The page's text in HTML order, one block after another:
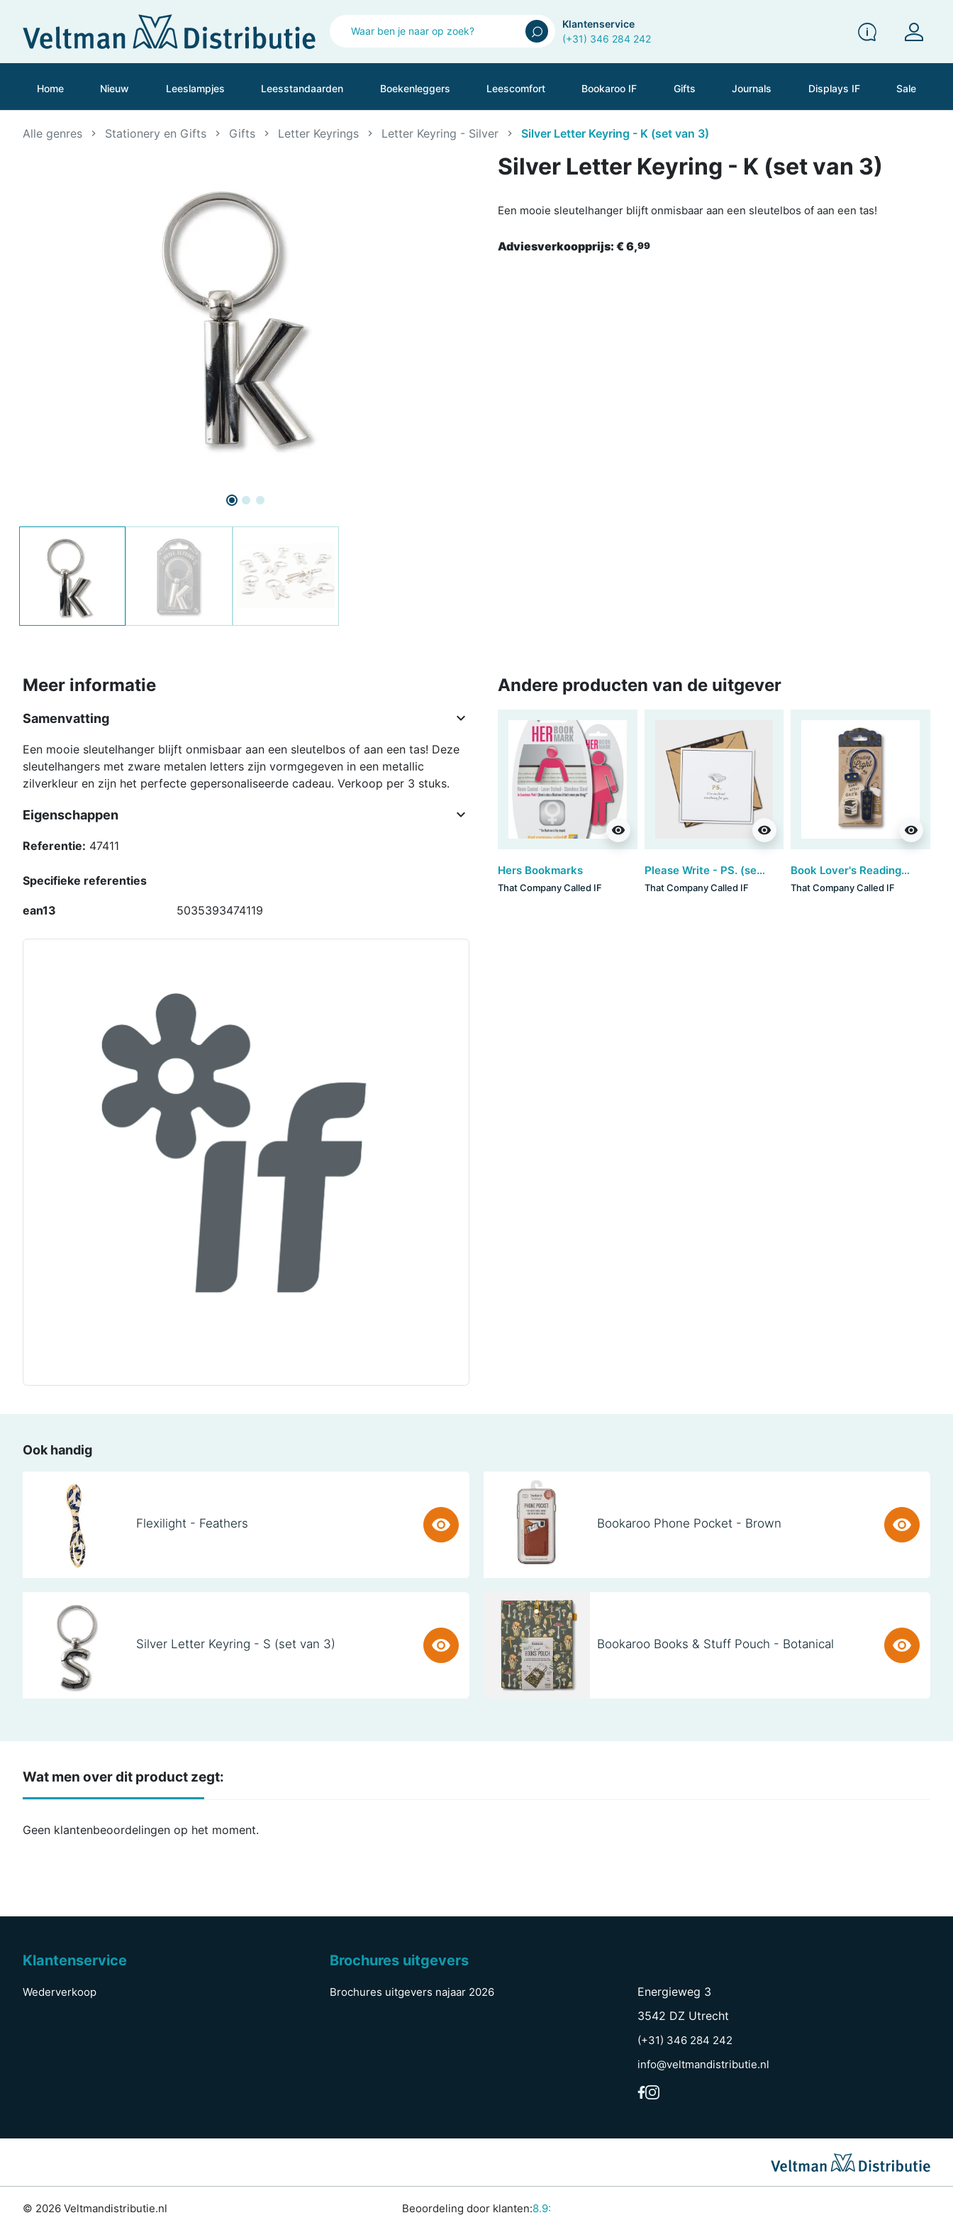
Klantenservice
(+31) 346 284 242
Home Nieuw Leeslampjes Leesstandaarden Boekenleggers Leescomfort Bookaroo IF Gifts Journals Displays IF Sale
Alle genres Stationery en Gifts Gifts Letter Keyrings Letter Keyring - Silver Silver Letter Keyring - K (set van 3)
Silver Letter Keyring - K (set van 3)
Een mooie sleutelhanger blijft onmisbaar aan een sleutelbos of aan een tas!
Adviesverkoopprijs: € 6,99
Meer informatie
Samenvatting 
Een mooie sleutelhanger blijft onmisbaar aan een sleutelbos of aan een tas! Deze
sleutelhangers met zware metalen letters zijn vormgegeven in een metallic
zilverkleur en zijn het perfecte gepersonaliseerde cadeau. Verkoop per 3 stuks.
Eigenschappen 
Referentie: 47411
Specifieke referenties
ean13 5035393474119
Andere producten van de uitgever
visibility
Hers Bookmarks
That Company Called IF
visibility
Please Write - PS. (set van 3)
That Company Called IF
visibility
Book Lover's Reading Light - Bee
That Company Called IF
Ook handig
Flexilight - Feathers Bookaroo Phone Pocket - Brown
Silver Letter Keyring - S (set van 3) Bookaroo Books & Stuff Pouch - Botanical
Wat men over dit product zegt:
Geen klantenbeoordelingen op het moment.
Klantenservice
Wederverkoop
Brochures uitgevers
Brochures uitgevers najaar 2026
Energieweg 3
3542 DZ Utrecht
(+31) 346 284 242
info@veltmandistributie.nl
© 2026 Veltmandistributie.nl Beoordeling door klanten:8.9: